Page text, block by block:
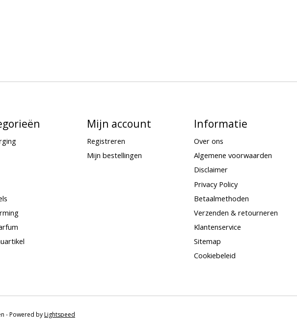
Mijn account
Registreren
Mijn bestellingen
Informatie
Over ons
Algemene voorwaarden
Disclaimer
Privacy Policy
Betaalmethoden
Verzenden & retourneren
Klantenservice
Sitemap
Cookiebeleid
- Powered byLightspeed